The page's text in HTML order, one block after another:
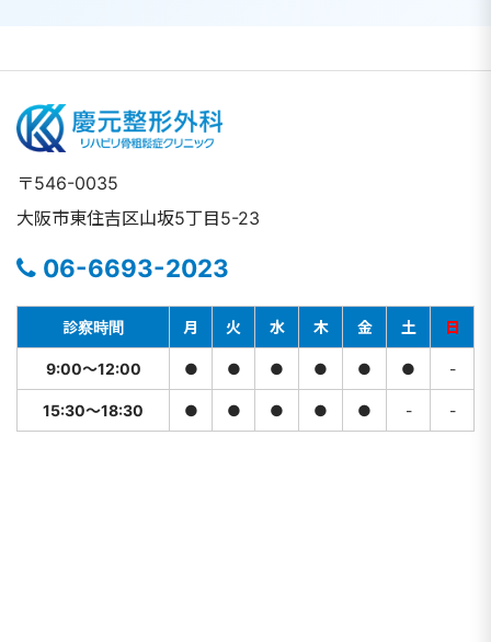
〒546-0035
大阪市東住吉区山坂5丁目5-23
06-6693-2023
診察時間 月 火 水 木 金 土 日
9:00〜12:00 ● ● ● ● ● ● -
15:30〜18:30 ● ● ● ● ● - -